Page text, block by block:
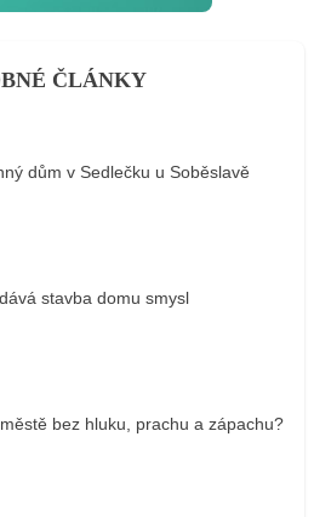
ČLÁNKY
dům v Sedlečku u Soběslavě
stavba domu smysl
bez hluku, prachu a zápachu?